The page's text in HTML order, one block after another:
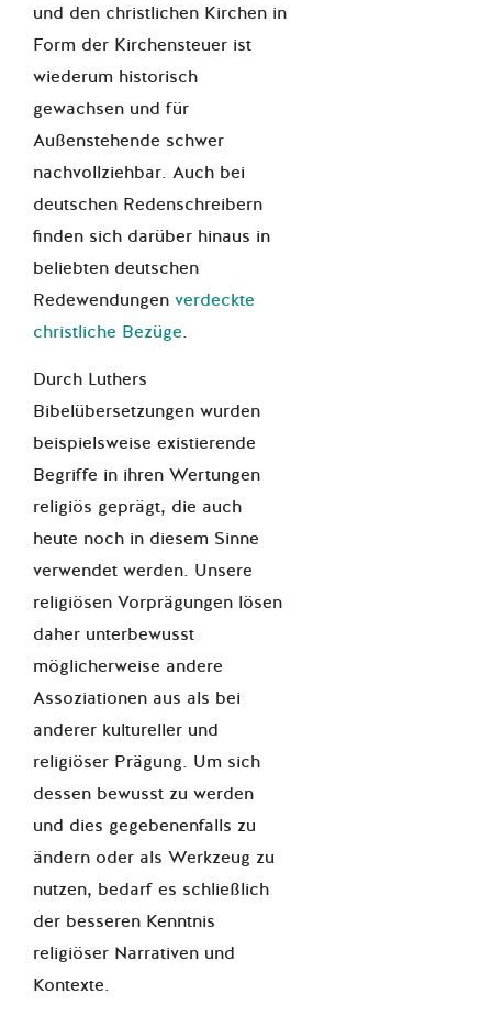
und den christlichen Kirchen in
Form der Kirchensteuer ist
wiederum historisch
gewachsen und für
Außenstehende schwer
nachvollziehbar. Auch bei
deutschen Redenschreibern
finden sich darüber hinaus in
beliebten deutschen
Redewendungen verdeckte
christliche Bezüge.
Durch Luthers
Bibelübersetzungen wurden
beispielsweise existierende
Begriffe in ihren Wertungen
religiös geprägt, die auch
heute noch in diesem Sinne
verwendet werden. Unsere
religiösen Vorprägungen lösen
daher unterbewusst
möglicherweise andere
Assoziationen aus als bei
anderer kultureller und
religiöser Prägung. Um sich
dessen bewusst zu werden
und dies gegebenenfalls zu
ändern oder als Werkzeug zu
nutzen, bedarf es schließlich
der besseren Kenntnis
religiöser Narrativen und
Kontexte.